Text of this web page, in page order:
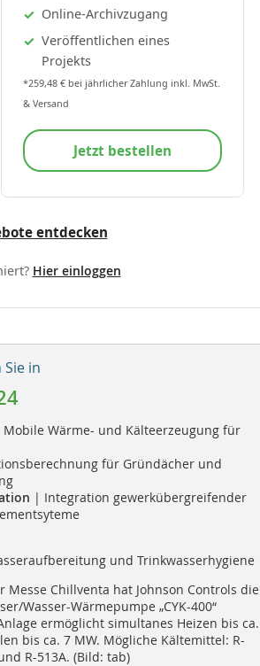
Online-Archivzugang
Veröffentlichen eines
Projekts
*259,48 € bei jährlicher Zahlung inkl. MwSt.
& Versand
Jetzt bestellen
entdecken
Hier einloggen
in
Mobile Wärme- und Kälteerzeugung für
für Gründächer und
| Integration gewerkübergreifender
und Trinkwasserhygiene
Messe Chillventa hat Johnson Controls die
Wasser-Wärmepumpe „CYK-400“
ermöglicht simultanes Heizen bis ca.
bis ca. 7 MW. Mögliche Kältemittel: R-
R-513A. (Bild: tab)